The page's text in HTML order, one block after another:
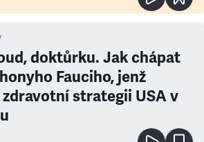
doktůrku. Jak chápat
Fauciho, jenž
strategii USA v